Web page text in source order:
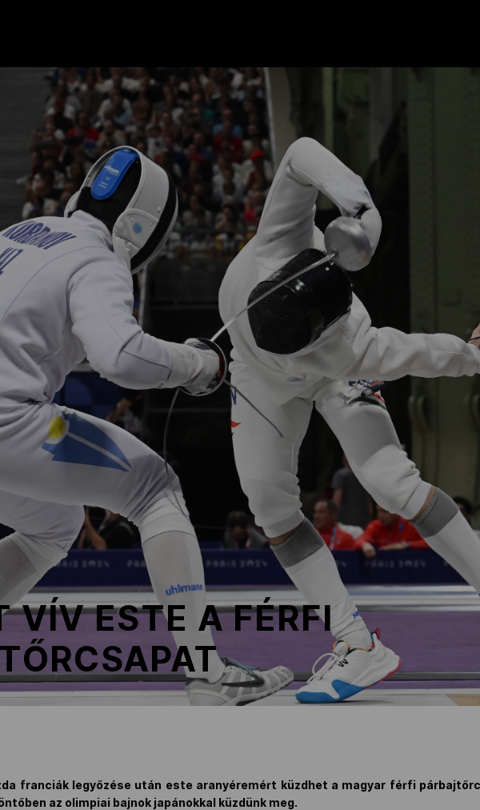
VÍV ESTE A FÉRFI
franciák legyőzése után este aranyéremért küzdhet a magyar férfi
az olimpiai bajnok japánokkal küzdünk meg.